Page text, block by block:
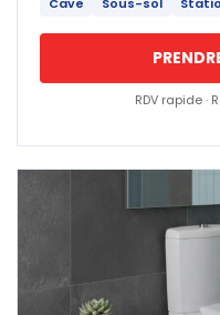
RDV rapide ·